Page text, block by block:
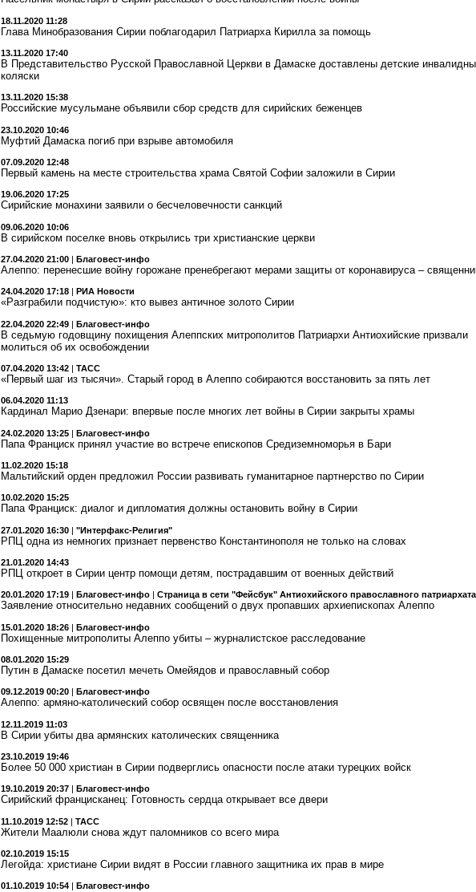
18.11.2020 11:28
Глава Минобразования Сирии поблагодарил Патриарха Кирилла за помощь
13.11.2020 17:40
В Представительство Русской Православной Церкви в Дамаске доставлены детские
коляски
13.11.2020 15:38
Российские мусульмане объявили сбор средств для сирийских беженцев
23.10.2020 10:46
Муфтий Дамаска погиб при взрыве автомобиля
07.09.2020 12:48
Первый камень на месте строительства храма Святой Софии заложили в Сирии
19.06.2020 17:25
Сирийские монахини заявили о бесчеловечности санкций
09.06.2020 10:06
В сирийском поселке вновь открылись три христианские церкви
27.04.2020 21:00 | Благовест-инфо
Алеппо: перенесшие войну горожане пренебрегают мерами защиты от коронавируса –
24.04.2020 17:18 РИА Новости
«Разграбили подчистую»: кто вывез античное золото Сирии
22.04.2020 22:49 | Благовест-инфо
В седьмую годовщину похищения Алеппских митрополитов Патриархи Антиохийские призвали
молиться об их освобождении
07.04.2020 13:42 | ТАСС
«Первый шаг из тысячи». Старый город в Алеппо собираются восстановить за пять лет
06.04.2020 11:13
Кардинал Марио Дзенари: впервые после многих лет войны в Сирии закрыты храмы
24.02.2020 13:25 | Благовест-инфо
Папа Франциск принял участие во встрече епископов Средиземноморья в Бари
11.02.2020 15:18
Мальтийский орден предложил России развивать гуманитарное партнерство по Сирии
10.02.2020 15:25
Папа Франциск: диалог и дипломатия должны остановить войну в Сирии
27.01.2020 16:30 | "Интерфакс-Религия"
РПЦ одна из немногих признает первенство Константинополя не только на словах
21.01.2020 14:43
РПЦ откроет в Сирии центр помощи детям, пострадавшим от военных действий
20.01.2020 17:19 Благовест-инфо Страница в сети "Фейсбук" Антиохийского православного патриархата
Заявление относительно недавних сообщений о двух пропавших архиепископах Алеппо
15.01.2020 18:26 | Благовест-инфо
Похищенные митрополиты Алеппо убиты – журналистское расследование
08.01.2020 15:29
Путин в Дамаске посетил мечеть Омейядов и православный собор
09.12.2019 00:20 Благовест-инфо
Алеппо: армяно-католический собор освящен после восстановления
12.11.2019 11:03
В Сирии убиты два армянских католических священника
23.10.2019 19:46
Более 50 000 христиан в Сирии подверглись опасности после атаки турецких войск
19.10.2019 20:37 Благовест-инфо
Сирийский францисканец: Готовность сердца открывает все двери
11.10.2019 12:52 | ТАСС
Жители Маалюли снова ждут паломников со всего мира
02.10.2019 15:15
Легойда: христиане Сирии видят в России главного защитника их прав в мире
01.10.2019 10:54 Благовест-инфо